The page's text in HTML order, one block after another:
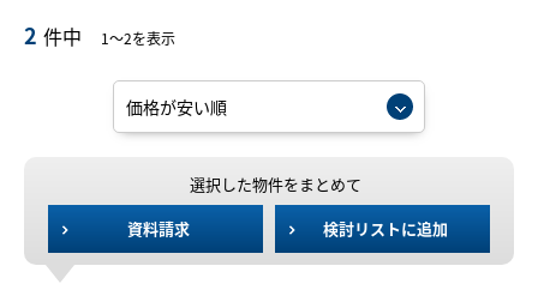
2 件中 1～2を表示
選択した物件をまとめて
資料請求
検討リストに追加